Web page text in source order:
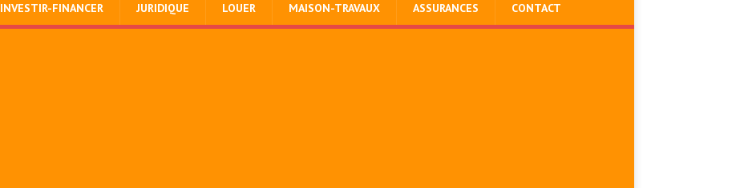
INVESTIR-FINANCER JURIDIQUE LOUER MAISON-TRAVAUX ASSURANCES CONTACT